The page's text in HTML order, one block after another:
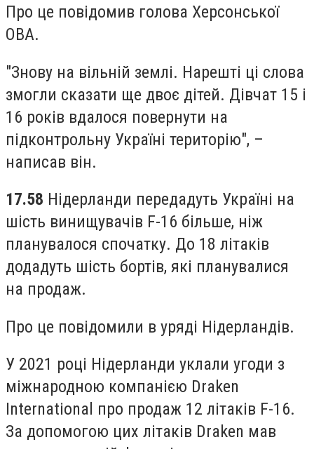
Про це повідомив голова Херсонської
ОВА.
"Знову на вільній землі. Нарешті ці слова
змогли сказати ще двоє дітей. Дівчат 15 і
16 років вдалося повернути на
підконтрольну Україні територію", –
написав він.
17.58 Нідерланди передадуть Україні на
шість винищувачів F-16 більше, ніж
планувалося спочатку. До 18 літаків
додадуть шість бортів, які планувалися
на продаж.
Про це повідомили в уряді Нідерландів.
У 2021 році Нідерланди уклали угоди з
міжнародною компанією Draken
International про продаж 12 літаків F-16.
За допомогою цих літаків Draken мав